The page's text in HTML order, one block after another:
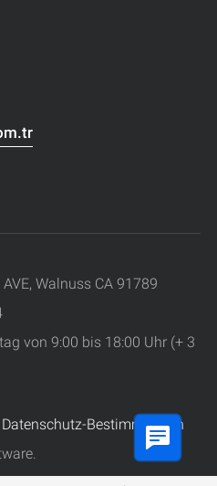
Walnuss CA 91789
von 9:00 bis 18:00 Uhr (+ 3
Datenschutz-Bestimmungen